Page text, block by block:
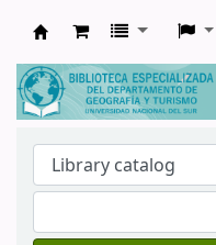
Biblioteca de